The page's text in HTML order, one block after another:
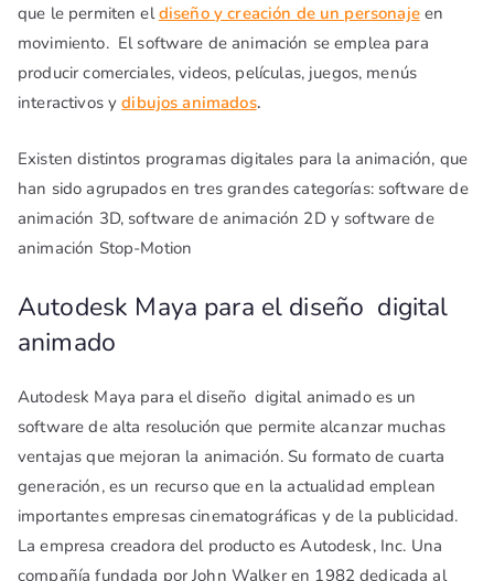
que le permiten eldiseño y creación de un personaje en
movimiento. El software de animación se emplea para
producir comerciales, videos, películas, juegos, menús
interactivos ydibujos animados.
Existen distintos programas digitales para la animación, que
han sido agrupados en tres grandes categorías: software de
animación 3D, software de animación 2D y software de
animación Stop-Motion
Autodesk Maya para el diseño digital
animado
Autodesk Maya para el diseño digital animado es un
software de alta resolución que permite alcanzar muchas
ventajas que mejoran la animación. Su formato de cuarta
generación, es un recurso que en la actualidad emplean
importantes empresas cinematográficas y de la publicidad.
La empresa creadora del producto es Autodesk, Inc. Una
compañía fundada por John Walker en 1982 dedicada al